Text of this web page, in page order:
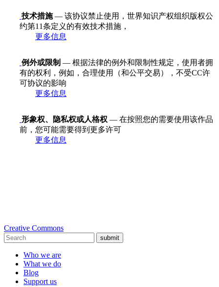
技术措施— 该协议禁止使用，世界知识产权组织版权公
约第11条定义的有效技术措施，
更多信息
例外或限制 — 根据法律的例外和限制性规定，使用者拥
有的权利，例如，合理使用（和公平交易），不受CC许
可协议的影响
更多信息
形象权、隐私权或人格权 — 在按照您的需要使用该作品
前，您可能需要得到更多许可
更多信息
Creative Commons
submit
Who we are
What we do
Blog
Support us